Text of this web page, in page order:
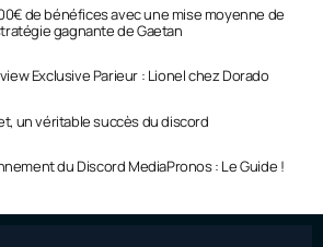
de bénéfices avec une mise moyenne de
gagnante de Gaetan
Exclusive Parieur : Lionel chez Dorado
un véritable succès du discord
du Discord MediaPronos : Le Guide !